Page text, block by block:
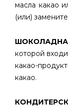
масла какао
(или)
которой
какао-
какао.